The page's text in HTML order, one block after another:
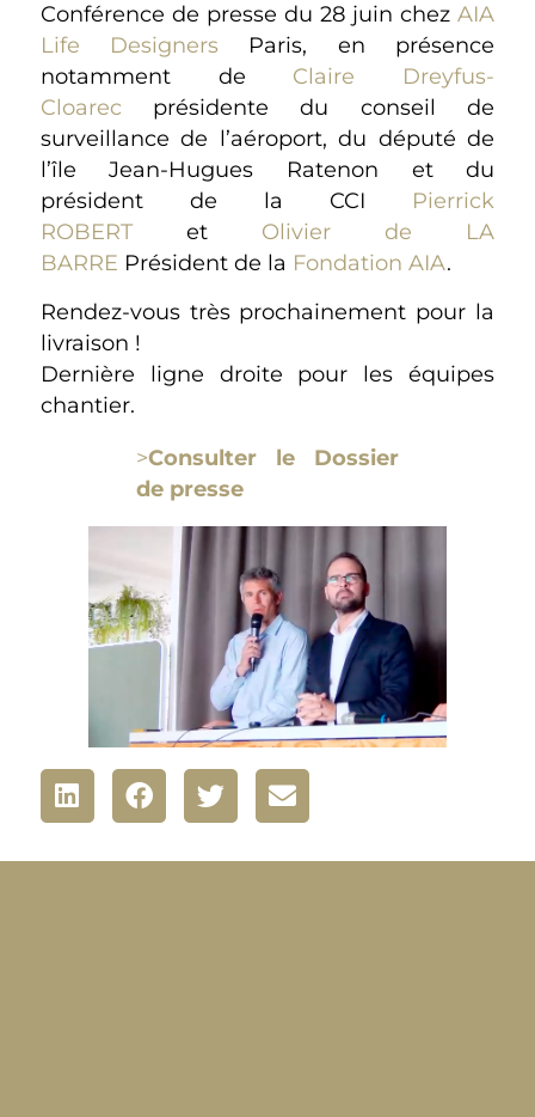
Conférence de presse du 28 juin chezAIA
Life Designers Paris, en présence
notamment de Claire Dreyfus-
Cloarec présidente du conseil de
surveillance de l’aéroport, du député de
l’île Jean-Hugues Ratenon et du
président de la CCI Pierrick
ROBERTet Olivier de LA
BARRE Président de la Fondation AIA.
Rendez-vous très prochainement pour la
livraison !
Dernière ligne droite pour les équipes
chantier.
>Consulter le Dossier
de presse